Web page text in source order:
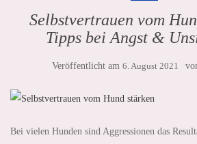
Selbstvertrauen vom
Tipps bei Angst &
Veröffentlicht am 6. August 2021
Bei vielen Hunden sind Aggressionen das